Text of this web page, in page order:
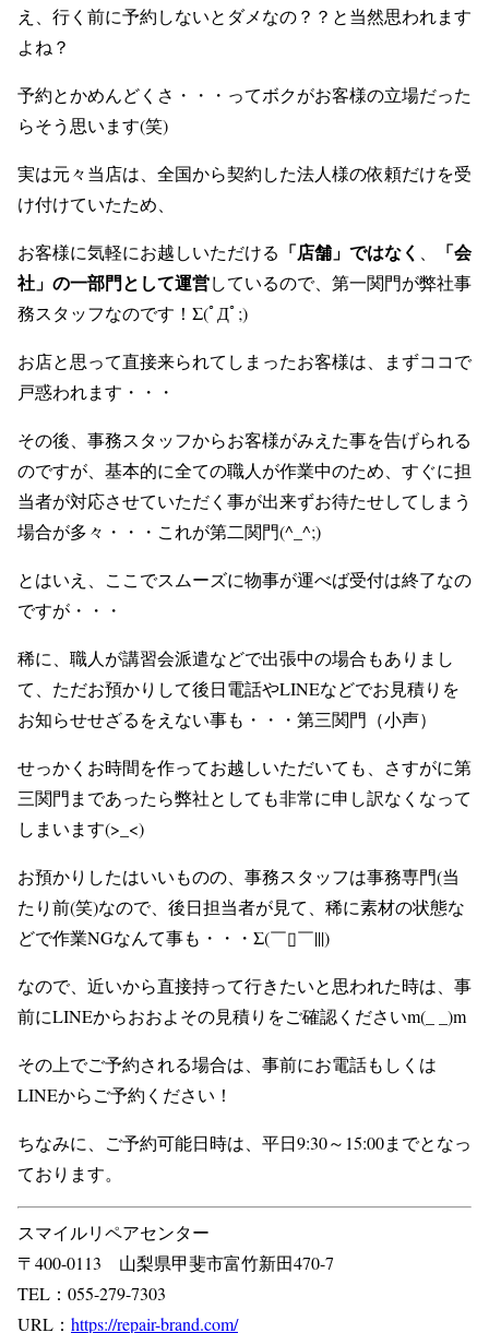
え、行く前に予約しないとダメなの？？と当然思われます
よね？
予約とかめんどくさ・・・ってボクがお客様の立場だった
らそう思います(笑)
実は元々当店は、全国から契約した法人様の依頼だけを受
け付けていたため、
お客様に気軽にお越しいただける 「店舗」ではなく
「会
社」の一部門として運営しているので、第一関門が弊社事
務スタッフなのです！Σ(ﾟДﾟ;)
お店と思って直接来られてしまったお客様は、まずココで
戸惑われます・・・
その後、事務スタッフからお客様がみえた事を告げられる
のですが、基本的に全ての職人が作業中のため、すぐに担
当者が対応させていただく事が出来ずお待たせしてしまう
場合が多々・・・これが第二関門(^_^;)
とはいえ、ここでスムーズに物事が運べば受付は終了なの
ですが・・・
稀に、職人が講習会派遣などで出張中の場合もありまし
て、ただお預かりして後日電話やLINEなどでお見積りを
お知らせせざるをえない事も・・・ 第三関門（小声）
せっかくお時間を作ってお越しいただいても、さすがに第
三関門まであったら弊社としても非常に申し訳なくなって
しまいます(>_<)
お預かりしたはいいものの、事務スタッフは事務専門(当
たり前(笑)なので、後日担当者が見て、稀に素材の状態な
どで作業NGなんて事も・・・Σ(￣▯￣|||)
なので、近いから直接持って行きたいと思われた時は、事
前にLINEからおおよその見積りをご確認くださいm(_ _)m
その上でご予約される場合は、事前にお電話もしくは
LINEからご予約ください！
ちなみに、ご予約可能日時は、平日9:30～15:00までとなっ
ております。
スマイルリペアセンター
〒400-0113 山梨県甲斐市富竹新田470-7
TEL：055-279-7303
URL： https://repair-brand.com/